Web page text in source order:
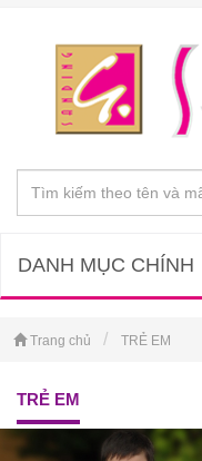
DANH MỤC CHÍNH
Trang chủ TRẺ EM
TRẺ EM